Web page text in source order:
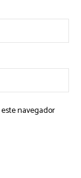
navegador